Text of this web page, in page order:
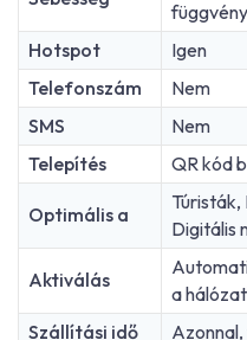
Hotspot
Igen
Telefonszám
Nem
SMS
Nem
Telepítés
QR kód
Optimális a
Digitális
Aktiválás
a
Szállítási idő